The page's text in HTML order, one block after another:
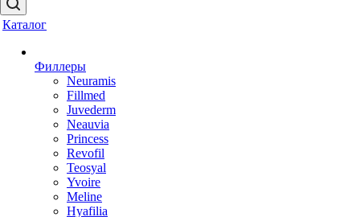
Каталог
Филлеры
Neuramis
Fillmed
Juvederm
Neauvia
Princess
Revofil
Teosyal
Yvoire
Meline
Hyafilia